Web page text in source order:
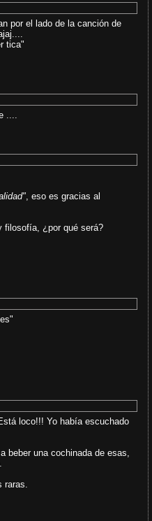
por el lado de la canción de
tica"
....
, eso es gracias al
filosofía, ¿por qué será?
loco!!! Yo había escuchado
beber una cochinada de esas,
raras.